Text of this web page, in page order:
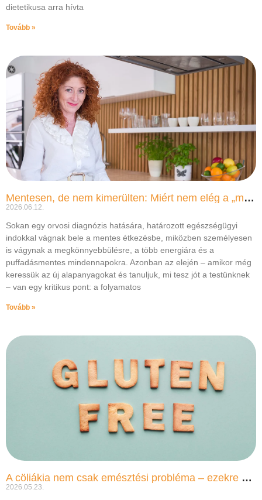
dietetikusa arra hívta
Tovább »
Mentesen, de nem kimerülten: Miért nem elég a „mit”, ha a „mikor” félremegy?
2026.06.12.
Sokan egy orvosi diagnózis hatására, határozott egészségügyi
indokkal vágnak bele a mentes étkezésbe, miközben személyesen
is vágynak a megkönnyebbülésre, a több energiára és a
puffadásmentes mindennapokra. Azonban az elején – amikor még
keressük az új alapanyagokat és tanuljuk, mi tesz jót a testünknek
– van egy kritikus pont: a folyamatos
Tovább »
A cöliákia nem csak emésztési probléma – ezekre a tünetekre figyelj
2026.05.23.